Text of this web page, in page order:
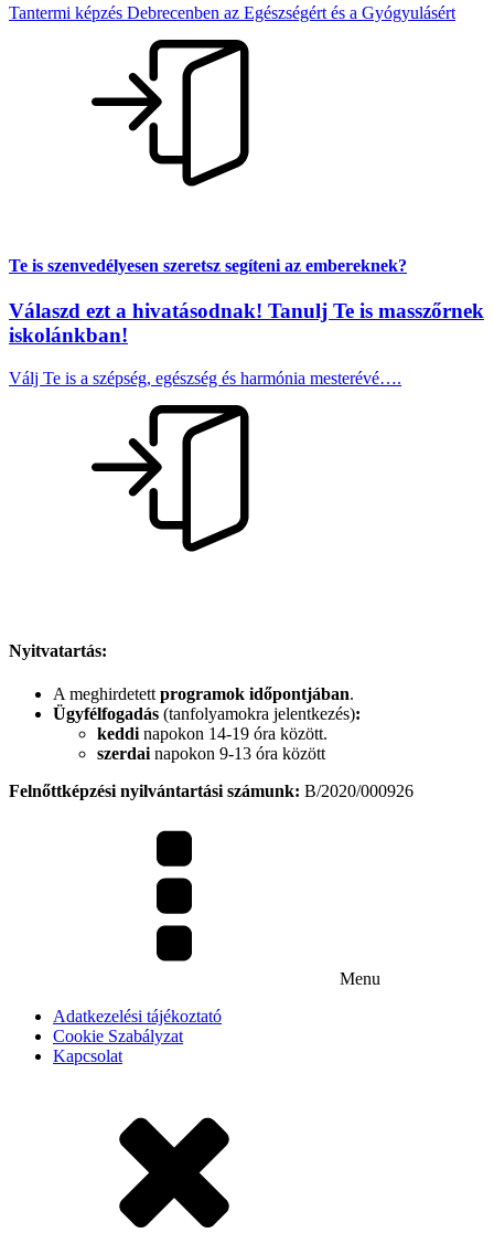
Tantermi képzés Debrecenben az Egészségért és a Gyógyulásért
Te is szenvedélyesen szeretsz segíteni az embereknek?
Válaszd ezt a hivatásodnak! Tanulj Te is masszőrnek
iskolánkban!
Válj Te is a szépség, egészség és harmónia mesterévé….
Nyitvatartás:
A meghirdetettprogramok időpontjában.
Ügyfélfogadás (tanfolyamokra jelentkezés):
keddinapokon 14-19 óra között.
szerdainapokon 9-13 óra között
Felnőttképzési nyilvántartási számunk: B/2020/000926
Menu
Adatkezelési tájékoztató
Cookie Szabályzat
Kapcsolat